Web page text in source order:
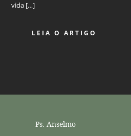
vida […]
LEIA O ARTIGO
Ps. Anselmo